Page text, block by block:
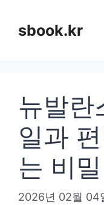
sbook.kr
뉴발란
일과
는 비밀
2026년 02월 04